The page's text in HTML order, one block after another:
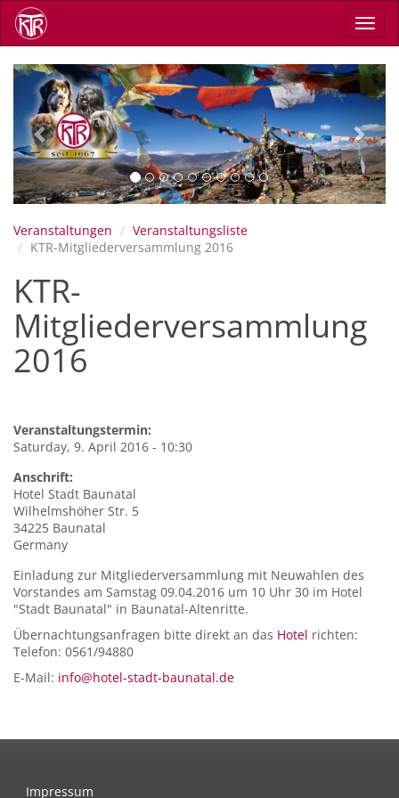
Skip
main
Previous Next
Veranstaltungen
Veranstaltungsliste
KTR-Mitgliederversammlung 2016
KTR-
Mitgliederversammlung
2016
Veranstaltungstermin:
Saturday, 9. April 2016 - 10:30
Anschrift:
Hotel Stadt Baunatal
Wilhelmshöher Str. 5
34225 Baunatal
Germany
Einladung zur Mitgliederversammlung mit Neuwahlen des
Vorstandes am Samstag 09.04.2016 um 10 Uhr 30 im Hotel
"Stadt Baunatal" in Baunatal-Altenritte.
Übernachtungsanfragen bitte direkt an das Hotel richten:
Telefon: 0561/94880
E-Mail: info@hotel-stadt-baunatal.de
Impressum